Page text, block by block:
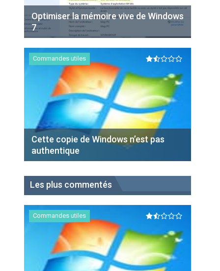
Optimiser la mémoire vive de Windows
7
Commandes utiles
Cette copie de Windows n’est pas
authentique
Les plus commentés
Commandes utiles